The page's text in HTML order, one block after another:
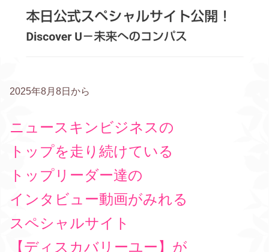
2025年8月8日から
ニュースキンビジネスの
トップを走り続けている
トップリーダー達の
インタビュー動画がみれる
スペシャルサイト
【ディスカバリーユー】が